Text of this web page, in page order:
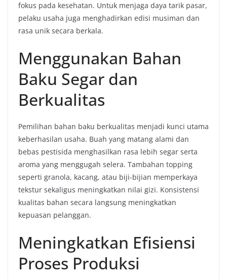
fokus pada kesehatan. Untuk menjaga daya tarik pasar,
pelaku usaha juga menghadirkan edisi musiman dan
rasa unik secara berkala.
Menggunakan Bahan
Baku Segar dan
Berkualitas
Pemilihan bahan baku berkualitas menjadi kunci utama
keberhasilan usaha. Buah yang matang alami dan
bebas pestisida menghasilkan rasa lebih segar serta
aroma yang menggugah selera. Tambahan topping
seperti granola, kacang, atau biji-bijian memperkaya
tekstur sekaligus meningkatkan nilai gizi. Konsistensi
kualitas bahan secara langsung meningkatkan
kepuasan pelanggan.
Meningkatkan Efisiensi
Proses Produksi